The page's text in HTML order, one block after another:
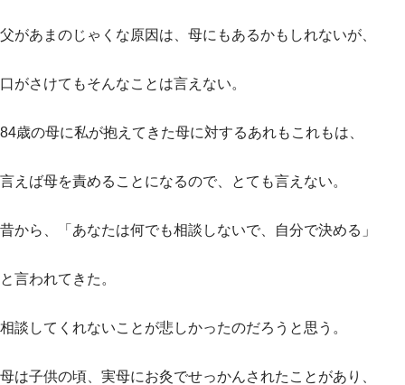
父があまのじゃくな原因は、母にもあるかもしれないが、
口がさけてもそんなことは言えない。
84歳の母に私が抱えてきた母に対するあれもこれもは、
言えば母を責めることになるので、とても言えない。
昔から、「あなたは何でも相談しないで、自分で決める」
と言われてきた。
相談してくれないことが悲しかったのだろうと思う。
母は子供の頃、実母にお灸でせっかんされたことがあり、